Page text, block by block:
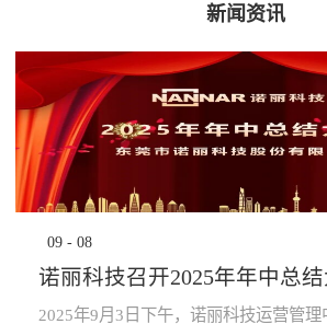
运算，并对运行数据进行存
TCMS网络监控终端。 系统
功能： · 导向轮胎压值及温度
的实时监测，并对异常状态报
警；· 稳定轮胎压值及温度的
实时监测，并对异常状态报
警；· 走行轮胎压值及温度的
实时监测，并对异常状态报
分析校验，提前预知轮胎异常
状态进行预防性报警提
示。 产品优势： · 采用进口定
制的专业级精密胎压监测芯
预警，可
“指哪打
员自主
升管理的
辆设备
分析，将
环节，
平提供
提升地
力。· 为
设备健康
系统除了对弓网各种状态检测
外，还将自动记录每次被检测
的弓网状态异常时的图像及数
据。通过视觉分析技术，对受
电弓在行车时的状态监控，使
列车员能够及时了解车辆受电
弓故障，保证列车安全运
行。 分系统： 1、车载数据采
摄像机、光源、电源、工控
机、3G无线网络设备等。2、
公共网络· 通过公共网络进行
数据传输。· 网络可以采用
动识别列
及数据管
障定位
机软件分
安全状
人及时发
为列车
产品子
统 轮
轴温在
势： 1
新闻资讯
09 - 08
诺丽科技召开2025年年中总
2025年9月3日下午，诺丽科技运营管